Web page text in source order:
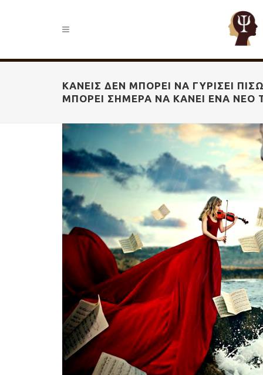
ΚΑΝΕΊΣ ΔΕΝ ΜΠΟΡΕΊ ΝΑ ΓΥΡΊΣΕΙ
ΜΠΟΡΕΊ ΣΉΜΕΡΑ ΝΑ ΚΆΝΕΙ ΈΝΑ ΝΈΟ